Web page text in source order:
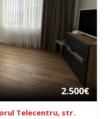
2.500€
Telecentru, str.